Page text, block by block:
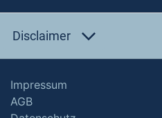
Disclaimer
Impressum
AGB